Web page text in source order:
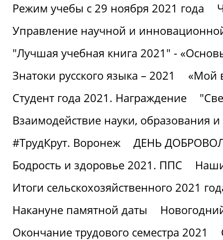
Режим учебы с 29 ноября 2021 года
Управление научной и
"Лучшая учебная книга 2021" -
Знатоки русского языка – 2021
«Мой
Студент года 2021. Награждение
Взаимодействие науки, образования и
#ТрудКрут. Воронеж
ДЕНЬ
Бодрость и здоровье 2021. ППС
Итоги сельскохозяйственного 2021
Накануне памятной даты
Окончание трудового семестра 2021